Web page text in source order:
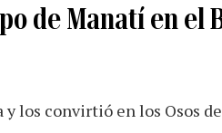
de Manatí en el
los convirtió en los Osos